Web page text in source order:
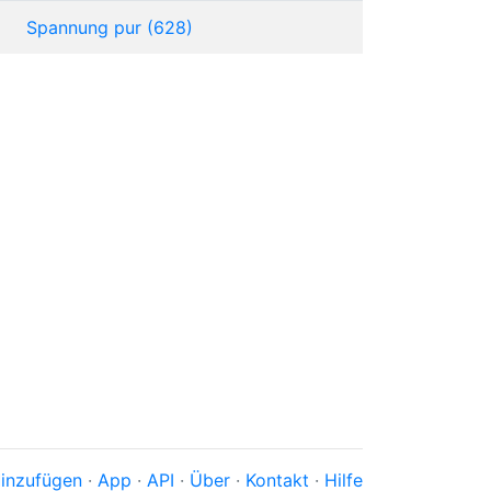
Spannung pur (628)
· App · API · Über · Kontakt · Hilfe